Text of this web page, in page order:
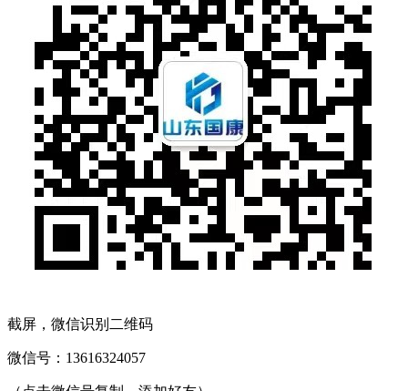
截屏，微信识别二维码
微信号： 13616324057